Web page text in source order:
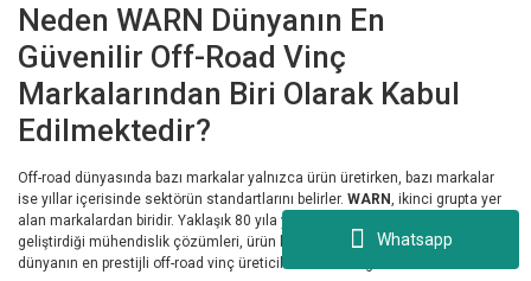
Whatsapp
Neden WARN Dünyanın En
Güvenilir Off-Road Vinç
Markalarından Biri Olarak Kabul
Edilmektedir?
Off-road dünyasında bazı markalar yalnızca ürün üretirken, bazı markalar
ise yıllar içerisinde sektörün standartlarını belirler. WARN, ikinci grupta yer
alan markalardan biridir. Yaklaşık 80 yıla yaklaşan tecrübesi boyunca
geliştirdiği mühendislik çözümleri, ürün kalitesi ve güvenilirliği sayesinde
dünyanın en prestijli off-road vinç üreticileri arasında gösterilmektedir.